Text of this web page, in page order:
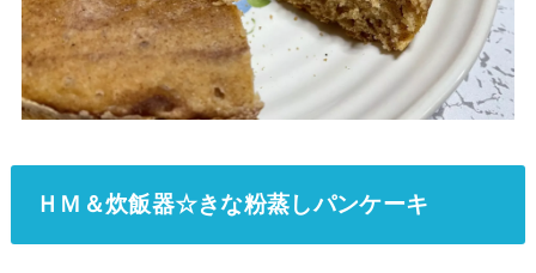
ＨＭ＆炊飯器☆きな粉蒸しパンケーキ